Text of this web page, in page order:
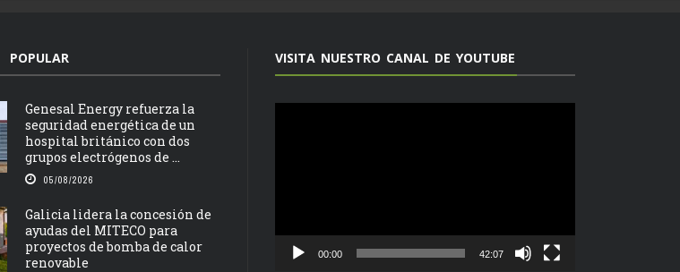
POPULAR
Genesal Energy refuerza la
seguridad energética de un
hospital británico con dos
grupos electrógenos de ...
05/08/2026
Galicia lidera la concesión de
ayudas del MITECO para
proyectos de bomba de calor
renovable
VISITA NUESTRO CANAL DE YOUTUBE
00:00 42:07